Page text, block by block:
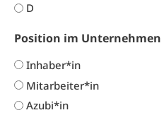
D
Position im Unternehmen
Inhaber*in
Mitarbeiter*in
Azubi*in